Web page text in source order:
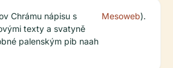
Chrámu nápisu s
texty a svatyně
palenským pib naah
Mesoweb).